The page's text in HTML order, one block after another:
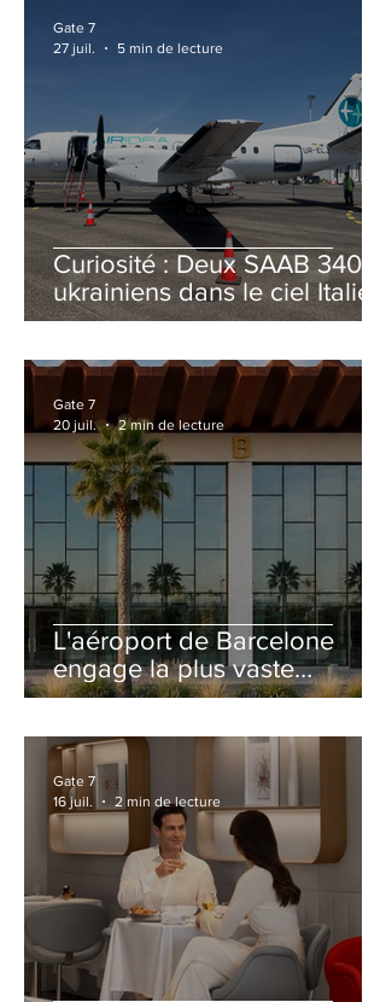
Curiosité : Deux SAAB 340B
ukrainiens dans le ciel Italien
cet été
Gate 7
27 juil.
5 min de lecture
L'aéroport de Barcelone
engage la plus vaste
rénovation de son Terminal
Gate 7
20 juil.
2 min de lecture
Gate 7
16 juil.
2 min de lecture